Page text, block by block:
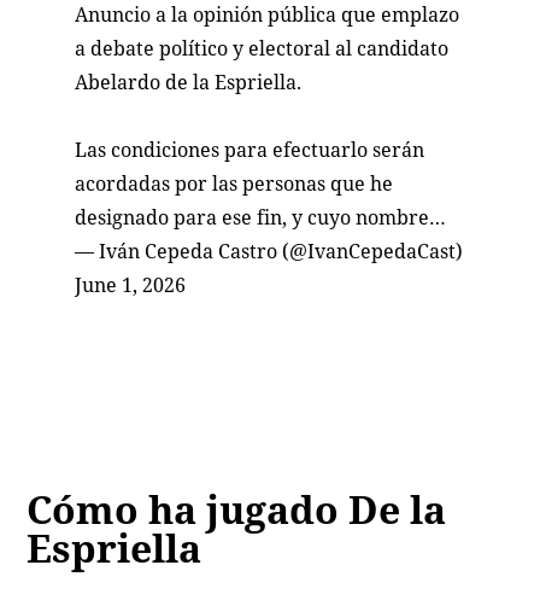
Anuncio a la opinión pública que emplazo
a debate político y electoral al candidato
Abelardo de la Espriella.
Las condiciones para efectuarlo serán
acordadas por las personas que he
designado para ese fin, y cuyo nombre…
— Iván Cepeda Castro (@IvanCepedaCast)
June 1, 2026
Cómo ha jugado De la
Espriella